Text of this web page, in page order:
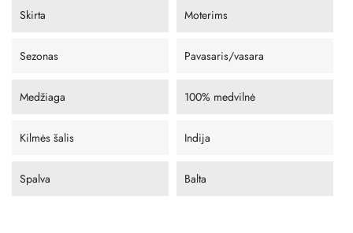
Skirta Moterims
Sezonas Pavasaris/vasara
Medžiaga 100% medvilnė
Kilmės šalis Indija
Spalva Balta